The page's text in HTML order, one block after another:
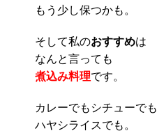
もう少し保つかも。
そして私のおすすめは
なんと言っても
煮込み料理です。
カレーでもシチューでも
ハヤシライスでも。